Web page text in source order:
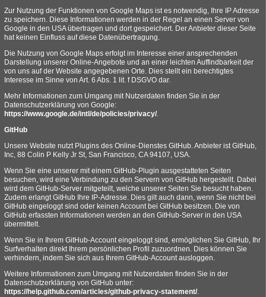
Zur Nutzung der Funktionen von Google Maps ist es notwendig, Ihre IP Adresse
zu speichern. Diese Informationen werden in der Regel an einen Server von
Google in den USA übertragen und dort gespeichert. Der Anbieter dieser Seite
hat keinen Einfluss auf diese Datenübertragung.
Die Nutzung von Google Maps erfolgt im Interesse einer ansprechenden
Darstellung unserer Online-Angebote und an einer leichten Auffindbarkeit der
von uns auf der Website angegebenen Orte. Dies stellt ein berechtigtes
Interesse im Sinne von Art. 6 Abs. 1 lit. f DSGVO dar.
Mehr Informationen zum Umgang mit Nutzerdaten finden Sie in der
Datenschutzerklärung von Google:
https://www.google.de/intl/de/policies/privacy/.
GitHub
Unsere Website nutzt Plugins des Online-Dienstes GitHub. Anbieter ist GitHub,
Inc, 88 Colin P Kelly Jr St, San Francisco, CA 94107, USA.
Wenn Sie eine unserer mit einem GitHub-Plugin ausgestatteten Seiten
besuchen, wird eine Verbindung zu den Servern von GitHub hergestellt. Dabei
wird dem GitHub-Server mitgeteilt, welche unserer Seiten Sie besucht haben.
Zudem erlangt GitHub Ihre IP-Adresse. Dies gilt auch dann, wenn Sie nicht bei
GitHub eingeloggt sind oder keinen Account bei GitHub besitzen. Die von
GitHub erfassten Informationen werden an den GitHub-Server in den USA
übermittelt.
Wenn Sie in Ihrem GitHub-Account eingeloggt sind, ermöglichen Sie GitHub, Ihr
Surfverhalten direkt Ihrem persönlichen Profil zuzuordnen. Dies können Sie
verhindern, indem Sie sich aus Ihrem GitHub-Account ausloggen.
Weitere Informationen zum Umgang mit Nutzerdaten finden Sie in der
Datenschutzerklärung von GitHub unter:
https://help.github.com/articles/github-privacy-statement/.